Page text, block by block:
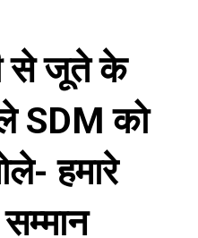
से जूते के
SDM को
हमारे